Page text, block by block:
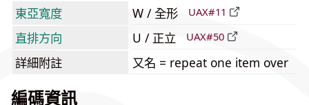
東亞寬度
W / 全形 UAX#11
直排方向 U / 正立 UAX#50
詳細附註 又名 = repeat one item over
編碼資訊